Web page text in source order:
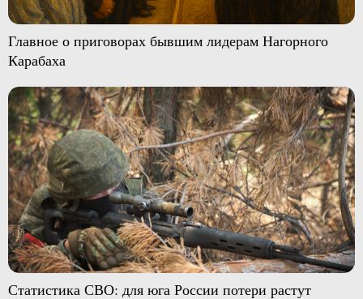
Главное о приговорах бывшим лидерам Нагорного
Карабаха
Статистика СВО: для юга России потери растут